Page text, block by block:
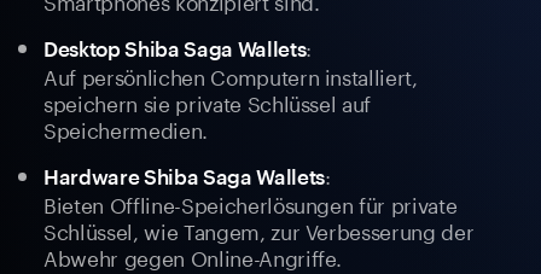
Desktop Shiba Saga Wallets:
Auf persönlichen Computern installiert,
speichern sie private Schlüssel auf
Speichermedien.
Hardware Shiba Saga Wallets:
Bieten Offline-Speicherlösungen für private
Schlüssel, wie Tangem, zur Verbesserung der
Abwehr gegen Online-Angriffe.